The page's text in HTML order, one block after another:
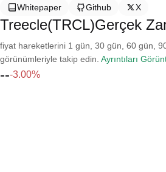
Whitepaper
Github X
Treecle(TRCL)Gerçek
fiyat hareketlerini 1 gün, 30 gün, 60 gün,
görünümleriyle takip edin. Ayrıntıları
---3.00%